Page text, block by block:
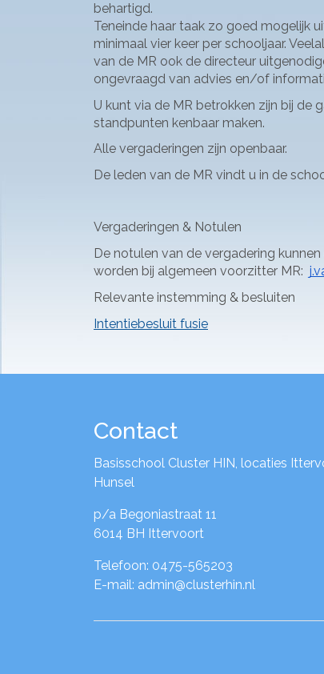
behartigd.
Teneinde haar taak zo goed mogelijk
minimaal vier keer per schooljaar.
van de MR ook de directeur
ongevraagd van advies en/of
U kunt via de MR betrokken zijn bij de
standpunten kenbaar maken.
Alle vergaderingen zijn openbaar.
De leden van de MR vindt u in de
Vergaderingen & Notulen
De notulen van de vergadering
worden bij algemeen voorzitter MR:
Relevante instemming & besluiten
Intentiebesluit fusie
Contact
Basisschool Cluster HIN, locaties
Hunsel
p/a Begoniastraat 11
6014 BH Ittervoort
Telefoon: 0475-565203
E-mail: admin@clusterhin.nl